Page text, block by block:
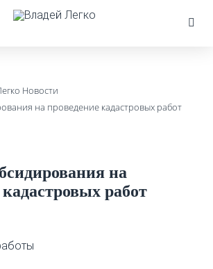
Новости
на проведение кадастровых работ
на
работ